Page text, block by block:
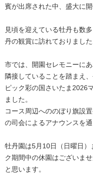
賓が出席された中、盛大に開
見頃を迎えている牡丹も数
丹の観賞に訪れておりました
市では、開園セレモニーに
隣接していることを踏まえ
ピック彩の国さいたま2026
ました。
コース周辺へののぼり旗設
の司会によるアナウンスを
牡丹園は5月10日（日曜日
ク期間中の休園はございま
と思います。